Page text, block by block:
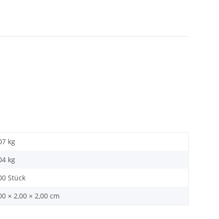
kg
kg
Stück
× 2,00 × 2,00 cm